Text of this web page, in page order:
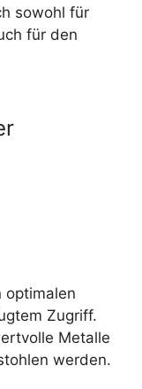
sowohl für
für den
optimalen
Zugriff.
Metalle
werden.